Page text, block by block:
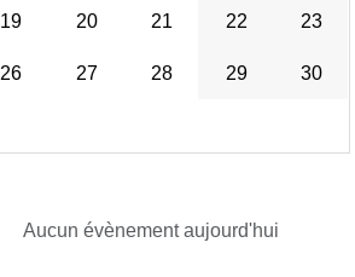
19 20 21 22 23
26 27 28 29 30
Aucun évènement aujourd'hui